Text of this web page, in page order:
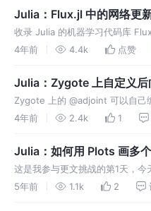
Julia：Flux.jl 中的网络更
收录 Julia 的机器学习代码库
不同算法有对应的论文可以对照。
4年前 4.4k 点赞
Julia：Zygote 上自定义后
Zygote 上的 @adjoint 可以自己
这个宏方法的学习和理解
4年前 2.4k 1
Julia：如何用 Plots 画多
这是我参与更文挑战的第1天，
Plots 去画多个子图，包括如何用
5年前 1.1k 2